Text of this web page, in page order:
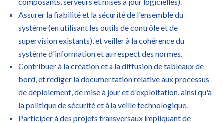
Assurer la fiabilité et la sécurité de l'ensemble du
système (en utilisant les outils de contrôle et de
supervision existants), et veiller à la cohérence du
système d'information et au respect des normes.
Contribuer à la création et à la diffusion de tableaux de
bord, et rédiger la documentation relative aux processus
de déploiement, de mise à jour et d'exploitation, ainsi qu'à
la politique de sécurité et à la veille technologique.
Participer à des projets transversaux impliquant de